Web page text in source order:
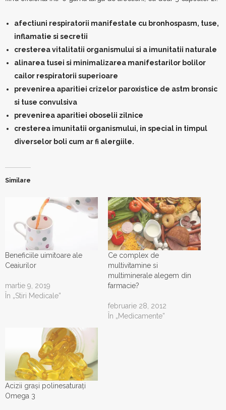
afectiuni respiratorii manifestate cu bronhospasm, tuse,
inflamatie si secretii
cresterea vitalitatii organismului si a imunitatii naturale
alinarea tusei si minimalizarea manifestarilor bolilor
cailor respiratorii superioare
prevenirea aparitiei crizelor paroxistice de astm bronsic
si tuse convulsiva
prevenirea aparitiei oboselii zilnice
cresterea imunitatii organismului, in special in timpul
diverselor boli cum ar fi alergiile.
Similare
Beneficiile uimitoare ale
Ceaiurilor
martie 9, 2019
În „Stiri Medicale”
Ce complex de
multivitamine si
multiminerale alegem din
farmacie?
februarie 28, 2012
În „Medicamente”
Acizii grași polinesaturați
Omega 3